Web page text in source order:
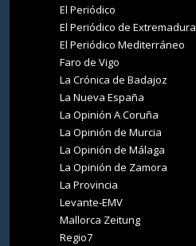
El Periódico
El Periódico de Extremadura
El Periódico Mediterráneo
Faro de Vigo
La Crónica de Badajoz
La Nueva España
La Opinión A Coruña
La Opinión de Murcia
La Opinión de Málaga
La Opinión de Zamora
La Provincia
Levante-EMV
Mallorca Zeitung
Regio7